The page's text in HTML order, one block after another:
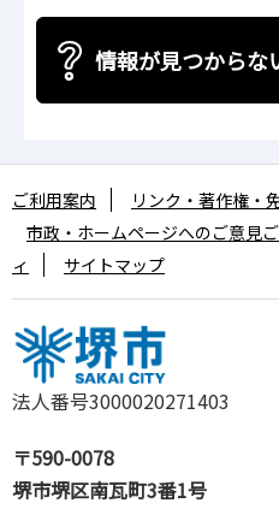
情報が見つからな
法人番号3000020271403
〒590-0078
堺市堺区南瓦町3番1号
ご利用案内 リンク・著作権・
市政・ホームページへのご意見
ィ
サイトマップ